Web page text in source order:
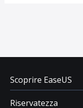
Scoprire EaseUS
Riservatezza